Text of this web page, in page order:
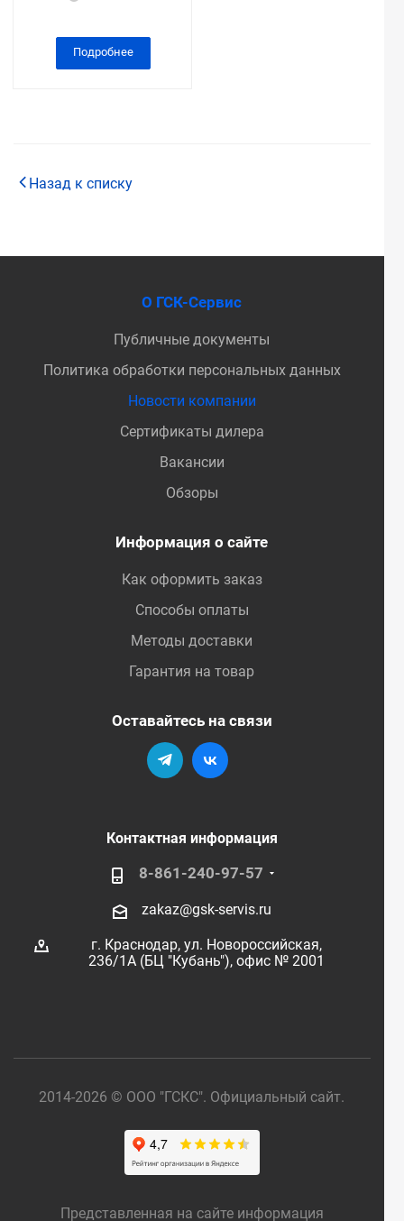
Подробнее
Назад к списку
О ГСК-Сервис
Публичные документы
Политика обработки персональных данных
Новости компании
Сертификаты дилера
Вакансии
Обзоры
Информация о сайте
Как оформить заказ
Способы оплаты
Методы доставки
Гарантия на товар
Оставайтесь на связи
Контактная информация
8-861-240-97-57
zakaz@gsk-servis.ru
г. Краснодар, ул. Новороссийская,
236/1А (БЦ "Кубань"), офис № 2001
2014-2026 © ООО "ГСКС". Официальный сайт.
Представленная на сайте информация